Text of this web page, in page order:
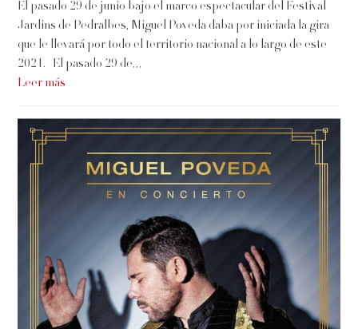
El pasado 29 de junio bajo el marco espectacular del Festival
Jardins de Pedralbes, Miguel Poveda daba por iniciada la gira
que le llevará por todo el territorio nacional a lo largo de este
2021. El pasado 29 de…
Leer más